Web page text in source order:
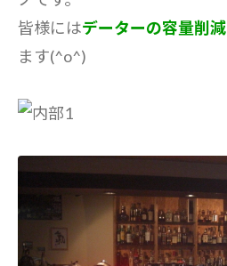
皆様にはデーターの容量削減
ます(^o^)